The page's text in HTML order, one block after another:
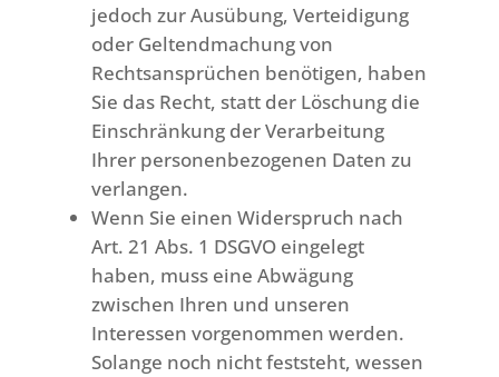
jedoch zur Ausübung, Verteidigung
oder Geltendmachung von
Rechtsansprüchen benötigen, haben
Sie das Recht, statt der Löschung die
Einschränkung der Verarbeitung
Ihrer personenbezogenen Daten zu
verlangen.
Wenn Sie einen Widerspruch nach
Art. 21 Abs. 1 DSGVO eingelegt
haben, muss eine Abwägung
zwischen Ihren und unseren
Interessen vorgenommen werden.
Solange noch nicht feststeht, wessen